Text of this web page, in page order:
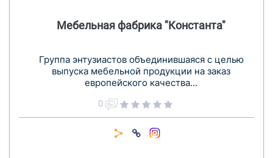
Мебельная фабрика "Константа"
Группа энтузиастов объединившаяся с целью
выпуска мебельной продукции на заказ
европейского качества...
0